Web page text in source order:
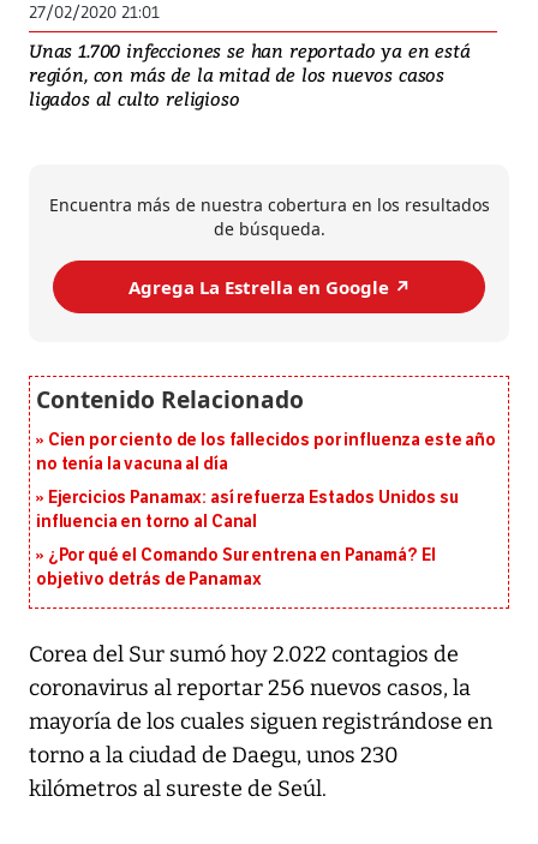
27/02/2020 21:01
Unas 1.700 infecciones se han reportado ya en está
región, con más de la mitad de los nuevos casos
ligados al culto religioso
Encuentra más de nuestra cobertura en los resultados
de búsqueda.
Agrega La Estrella en Google ↗️
Cien por ciento de los fallecidos por influenza este año
no tenía la vacuna al día
Ejercicios Panamax: así refuerza Estados Unidos su
influencia en torno al Canal
¿Por qué el Comando Sur entrena en Panamá? El
objetivo detrás de Panamax
Corea del Sur sumó hoy 2.022 contagios de
coronavirus al reportar 256 nuevos casos, la
mayoría de los cuales siguen registrándose en
torno a la ciudad de Daegu, unos 230
kilómetros al sureste de Seúl.